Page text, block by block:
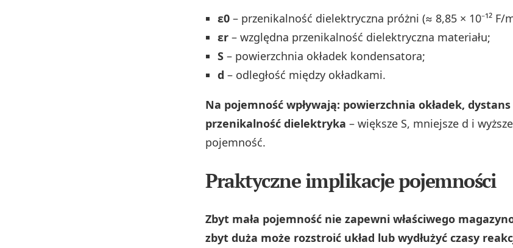
ε0 – przenikalność dielektryczna próżni (≈ 8,85 × 10⁻¹² F/
εr – względna przenikalność dielektryczna materiału;
S – powierzchnia okładek kondensatora;
d – odległość między okładkami.
Na pojemność wpływają: powierzchnia okładek,
przenikalność dielektryka – większe S, mniejsze d i
pojemność.
Praktyczne implikacje pojemności
Zbyt mała pojemność nie zapewni właściwego
zbyt duża może rozstroić układ lub wydłużyć czasy